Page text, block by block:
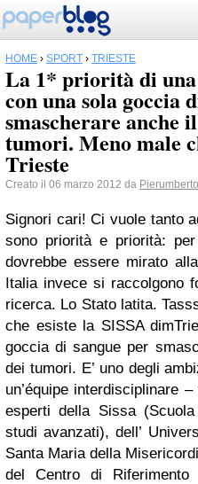
HOME › SPORT › TRIESTE
La 1* priorità di
con una sola goccia
smascherare anche
tumori. Meno male
Trieste
Creato il 06 marzo 2012 da Pierumberto
Signori cari! Ci vuole tanto
sono priorità e priorità:
dovrebbe essere mirato
Italia invece si raccolgono
ricerca. Lo Stato latita.
che esiste la SISSA
goccia di sangue per
dei tumori. E’ uno degli
un’équipe interdisciplinare
esperti della Sissa
studi avanzati), dell’
Santa Maria della
del Centro di Riferimento